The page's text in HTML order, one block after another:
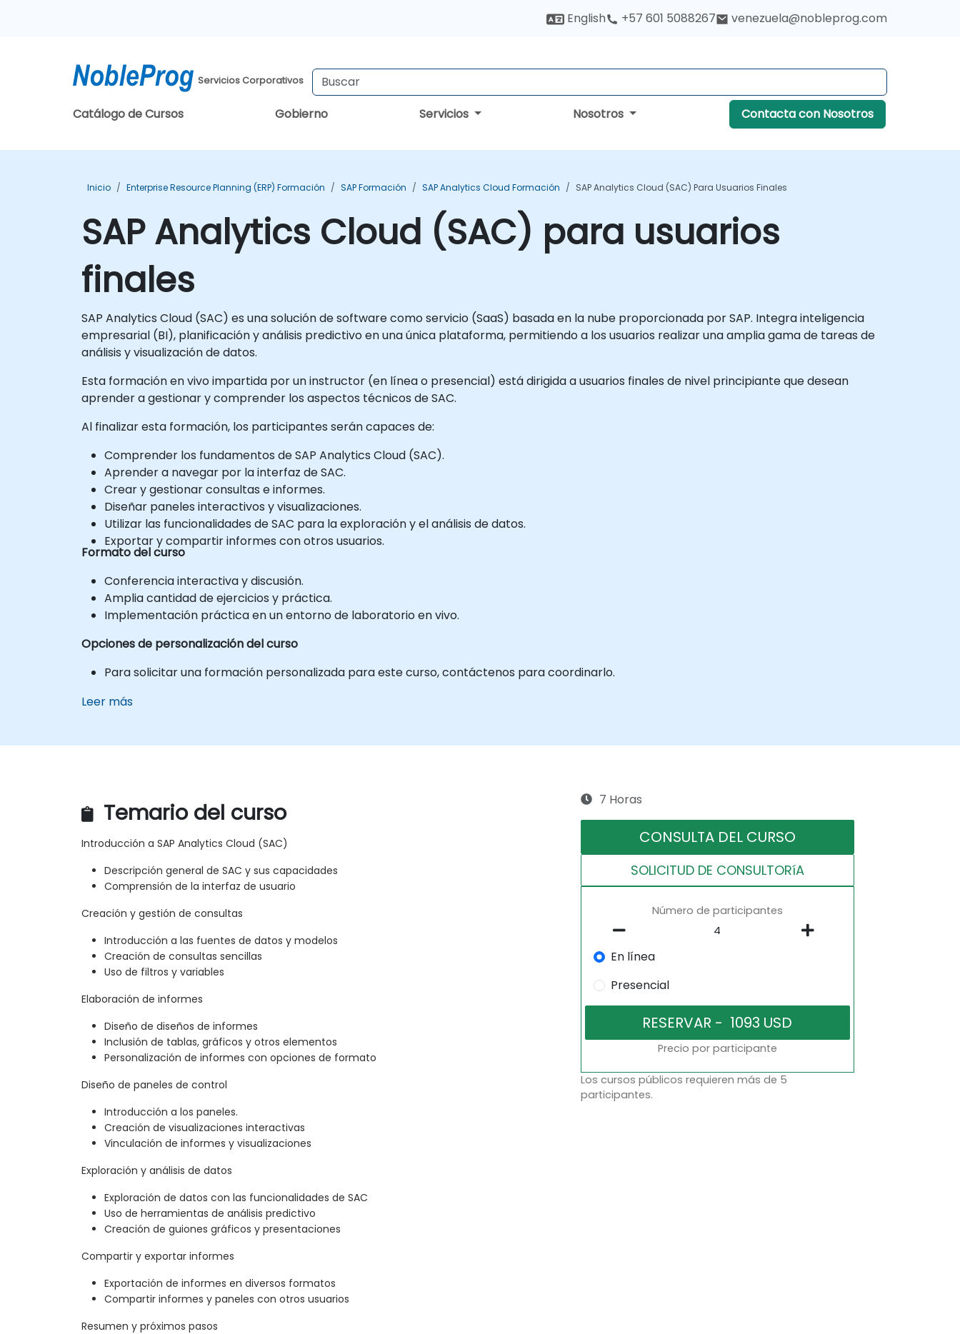
English +57 601 5088267 venezuela@nobleprog.com
Servicios Corporativos
Catálogo de Cursos Gobierno Servicios Nosotros Contacta con Nosotros
Inicio Enterprise Resource Planning (ERP) Formación SAP Formación SAP Analytics Cloud Formación SAP Analytics Cloud (SAC) Para Usuarios Finales
SAP Analytics Cloud (SAC) para usuarios
finales
SAP Analytics Cloud (SAC) es una solución de software como servicio (SaaS) basada en la nube proporcionada por SAP. Integra inteligencia
empresarial (BI), planificación y análisis predictivo en una única plataforma, permitiendo a los usuarios realizar una amplia gama de tareas de
análisis y visualización de datos.
Esta formación en vivo impartida por un instructor (en línea o presencial) está dirigida a usuarios finales de nivel principiante que desean
aprender a gestionar y comprender los aspectos técnicos de SAC.
Al finalizar esta formación, los participantes serán capaces de:
Comprender los fundamentos de SAP Analytics Cloud (SAC).
Aprender a navegar por la interfaz de SAC.
Crear y gestionar consultas e informes.
Diseñar paneles interactivos y visualizaciones.
Utilizar las funcionalidades de SAC para la exploración y el análisis de datos.
Exportar y compartir informes con otros usuarios.
Formato del curso
Conferencia interactiva y discusión.
Amplia cantidad de ejercicios y práctica.
Implementación práctica en un entorno de laboratorio en vivo.
Opciones de personalización del curso
Para solicitar una formación personalizada para este curso, contáctenos para coordinarlo.
Leer más
Temario del curso
Introducción a SAP Analytics Cloud (SAC)
Descripción general de SAC y sus capacidades
Comprensión de la interfaz de usuario
Creación y gestión de consultas
Introducción a las fuentes de datos y modelos
Creación de consultas sencillas
Uso de filtros y variables
Elaboración de informes
Diseño de diseños de informes
Inclusión de tablas, gráficos y otros elementos
Personalización de informes con opciones de formato
Diseño de paneles de control
Introducción a los paneles.
Creación de visualizaciones interactivas
Vinculación de informes y visualizaciones
Exploración y análisis de datos
Exploración de datos con las funcionalidades de SAC
Uso de herramientas de análisis predictivo
Creación de guiones gráficos y presentaciones
Compartir y exportar informes
Exportación de informes en diversos formatos
Compartir informes y paneles con otros usuarios
Resumen y próximos pasos
7 Horas
CONSULTA DEL CURSO
SOLICITUD DE CONSULTORíA
Número de participantes
En línea
Presencial
Precio por participante
Los cursos públicos requieren más de 5
participantes.